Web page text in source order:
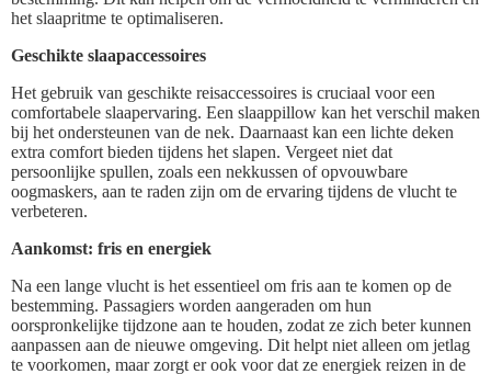
het slaapritme te optimaliseren.
Geschikte slaapaccessoires
Het gebruik van geschikte reisaccessoires is cruciaal voor een
comfortabele slaapervaring. Een slaappillow kan het verschil maken
bij het ondersteunen van de nek. Daarnaast kan een lichte deken
extra comfort bieden tijdens het slapen. Vergeet niet dat
persoonlijke spullen, zoals een nekkussen of opvouwbare
oogmaskers, aan te raden zijn om de ervaring tijdens de vlucht te
verbeteren.
Aankomst: fris en energiek
Na een lange vlucht is het essentieel om fris aan te komen op de
bestemming. Passagiers worden aangeraden om hun
oorspronkelijke tijdzone aan te houden, zodat ze zich beter kunnen
aanpassen aan de nieuwe omgeving. Dit helpt niet alleen om jetlag
te voorkomen, maar zorgt er ook voor dat ze energiek reizen in de